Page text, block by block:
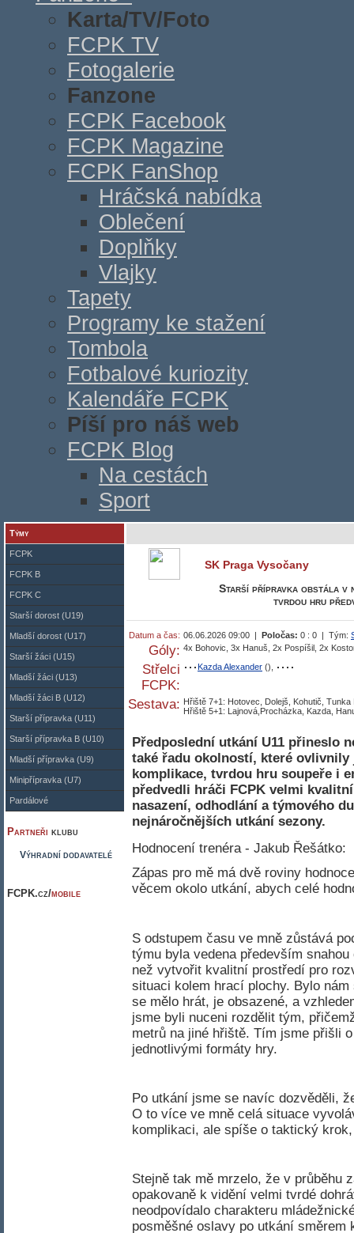
Karta/TV/Foto
FCPK TV
Fotogalerie
Fanzone
FCPK Facebook
FCPK Magazine
FCPK FanShop
Hráčská nabídka
Oblečení
Doplňky
Vlajky
Tapety
Programy ke stažení
Tombola
Fotbalové kuriozity
Kalendáře FCPK
Píší pro náš web
FCPK Blog
Na cestách
Sport
Týmy
FCPK
FCPK B
FCPK C
Starší dorost (U19)
Mladší dorost (U17)
Starší žáci (U15)
Mladší žáci (U13)
Mladší žáci B (U12)
Starší přípravka (U11)
Starší přípravka B (U10)
Mladší přípravka (U9)
Minipřípravka (U7)
Pardálové
Partneři klubu
Výhradní dodavatelé
FCPK.cz/mobile
SK Praga Vysočany
Starší přípravka obstála v
tvrdou hru
Datum a čas: 06.06.2026 09:00 | Poločas: 0 : 0 | Tým:
Góly: 4x Bohovic, 3x Hanuš, 2x Pospíšil, 2x
Střelci
FCPK:
Kazda Alexander (),
Sestava: Hřiště 7+1: Hotovec, Dolejš, Kohutič,
Hřiště 5+1: Lajnová,Procházka, Kazda,
Předposlední utkání U11 přineslo
také řadu okolností, které
komplikace, tvrdou hru soupeře i
předvedli hráči FCPK velmi
nasazení, odhodlání a týmového
nejnáročnějších utkání sezony.
Hodnocení trenéra - Jakub Řešátko:
Zápas pro mě má dvě roviny
věcem okolo utkání, abych celé
S odstupem času ve mně zůstává
týmu byla vedena především
než vytvořit kvalitní prostředí pro
situaci kolem hrací plochy. Bylo
se mělo hrát, je obsazené, a
jsme byli nuceni rozdělit tým,
metrů na jiné hřiště. Tím jsme přišli
jednotlivými formáty hry.
Po utkání jsme se navíc dozvěděli,
O to více ve mně celá situace
komplikaci, ale spíše o taktický
Stejně tak mě mrzelo, že v průběhu
opakovaně k vidění velmi tvrdé
neodpovídalo charakteru
posměšné oslavy po utkání